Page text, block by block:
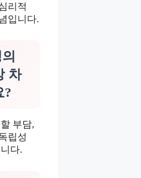
리적
입니다.
차
?
부담,
립성
다.